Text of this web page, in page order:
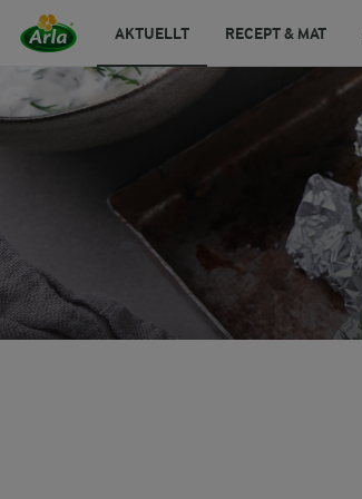
AKTUELLT RECEPT & MAT